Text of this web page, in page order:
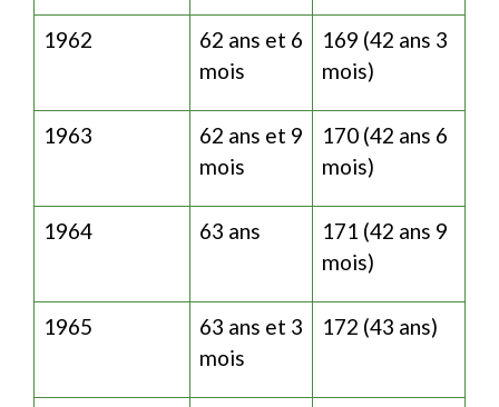
1962
62 ans et 6
mois
169 (42 ans 3
mois)
1963
62 ans et 9
mois
170 (42 ans 6
mois)
1964 63 ans
171 (42 ans 9
mois)
1965
63 ans et 3
mois
172 (43 ans)